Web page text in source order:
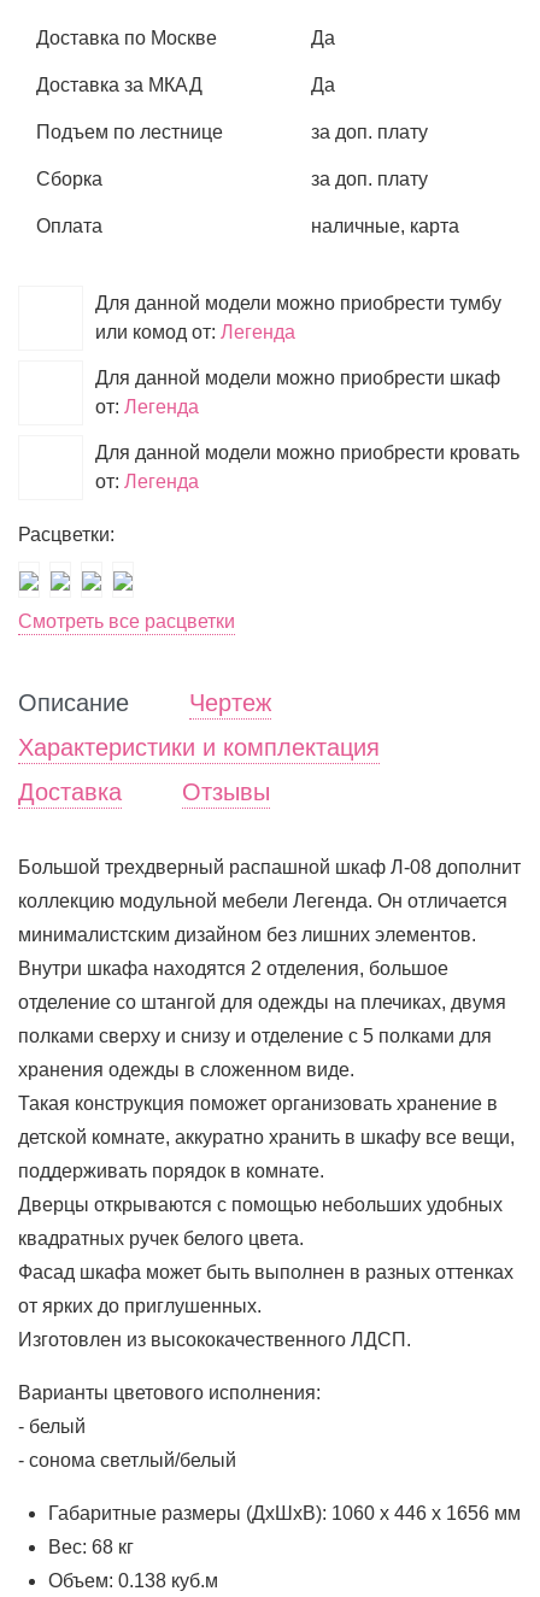
Доставка по Москве Да
Доставка за МКАД Да
Подъем по лестнице за доп. плату
Сборка за доп. плату
Оплата наличные, карта
Для данной модели можно приобрести тумбу
или комод от: Легенда
Для данной модели можно приобрести шкаф
от: Легенда
Для данной модели можно приобрести кровать
от: Легенда
Расцветки:
Смотреть все расцветки
Описание
Чертеж
Характеристики и комплектация
Доставка
Отзывы
Большой трехдверный распашной шкаф Л-08 дополнит
коллекцию модульной мебели Легенда. Он отличается
минималистским дизайном без лишних элементов.
Внутри шкафа находятся 2 отделения, большое
отделение со штангой для одежды на плечиках, двумя
полками сверху и снизу и отделение с 5 полками для
хранения одежды в сложенном виде.
Такая конструкция поможет организовать хранение в
детской комнате, аккуратно хранить в шкафу все вещи,
поддерживать порядок в комнате.
Дверцы открываются с помощью небольших удобных
квадратных ручек белого цвета.
Фасад шкафа может быть выполнен в разных оттенках
от ярких до приглушенных.
Изготовлен из высококачественного ЛДСП.
Варианты цветового исполнения:
- белый
- сонома светлый/белый
Габаритные размеры (ДхШхВ): 1060 x 446 x 1656 мм
Вес: 68 кг
Объем: 0.138 куб.м